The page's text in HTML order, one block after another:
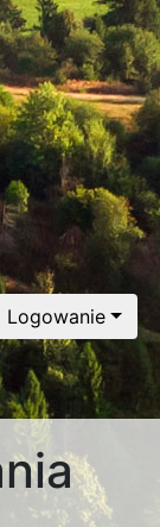
Logowanie